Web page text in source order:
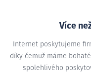
Více
Internet poskytujeme
díky čemuž máme
spolehlivého